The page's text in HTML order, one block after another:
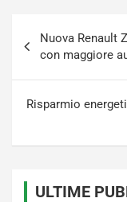
articoli
Nuova Renault
con maggiore
Risparmio
ULTIME